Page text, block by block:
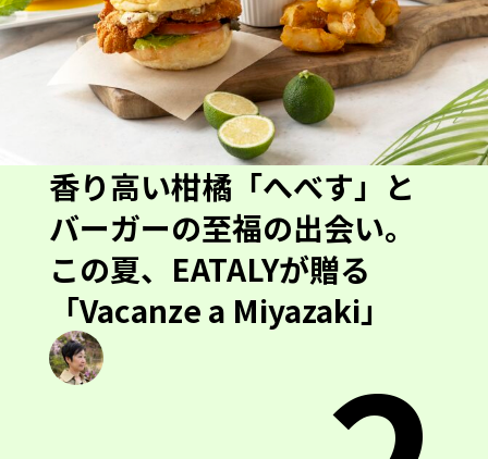
香り高い柑橘「へべす」と
バーガーの至福の出会い。
この夏、EATALYが贈る
「Vacanze a Miyazaki」